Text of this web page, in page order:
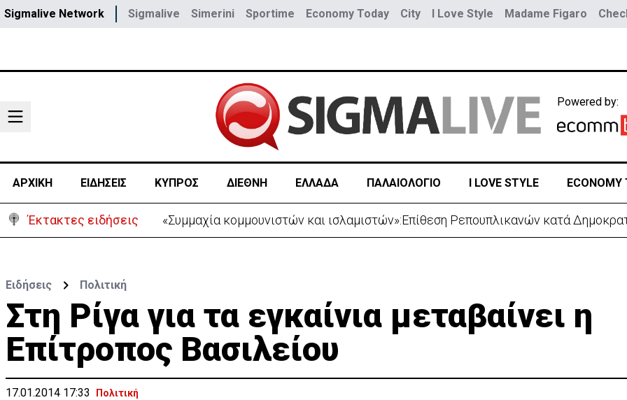
Sigmalive Network Sigmalive Simerini Sportime Economy Today City I Love Style Madame Figaro
Powered by:
ΑΡΧΙΚΗ ΕΙΔΗΣΕΙΣ ΚΥΠΡΟΣ ΔΙΕΘΝΗ ΕΛΛΑΔΑ ΠΑΛΑΙΟΛΟΓΙΟ I LOVE STYLE ECONOMY
Έκτακτες ειδήσεις «Συμμαχία κομμουνιστών και ισλαμιστών»:Επίθεση Ρεπουπλικανών κατά
Ειδήσεις Πολιτική
Στη Ρίγα για τα εγκαίνια μεταβαίνει η
Eπίτροπος Βασιλείου
17.01.2014 17:33 Πολιτική